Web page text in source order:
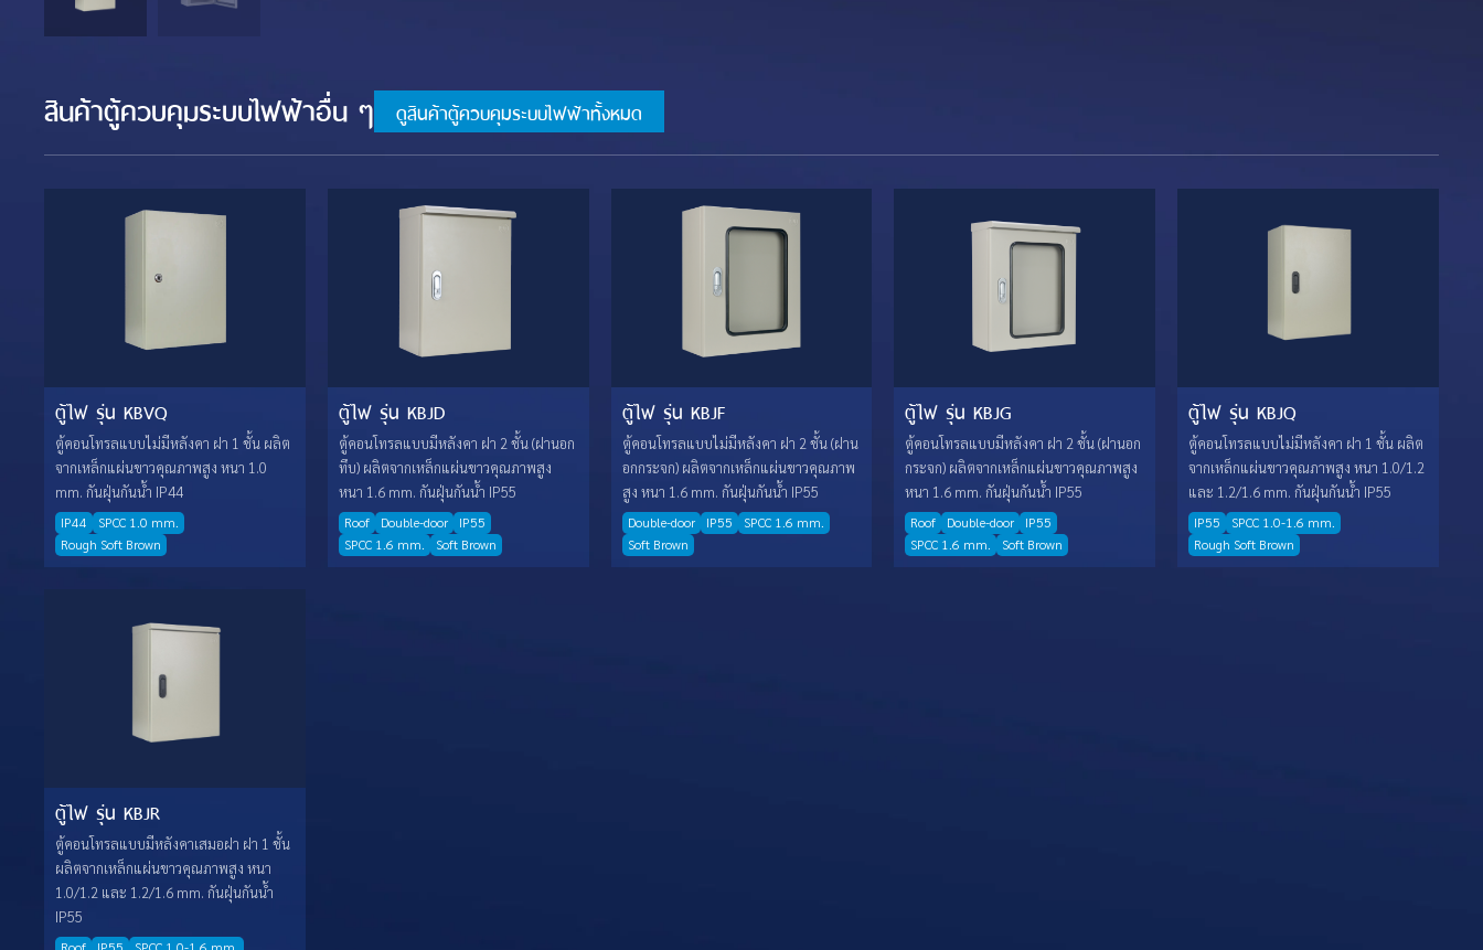
สินค้าตู้ควบคุมระบบไฟฟ้าอื่น ๆ ดูสินค้าตู้ควบคุมระบบไฟฟ้าทั้งหมด
ตู้ไฟ รุ่น KBVQ
ตู้คอนโทรลแบบไม่มีหลังคา ฝา 1 ชั้น ผลิต
จากเหล็กแผ่นขาวคุณภาพสูง หนา 1.0
mm. กันฝุ่นกันน้ำ IP44
IP44
SPCC 1.0 mm.
Rough Soft Brown
ตู้ไฟ รุ่น KBJD
ตู้คอนโทรลแบบมีหลังคา ฝา 2 ชั้น (ฝานอก
ทึบ) ผลิตจากเหล็กแผ่นขาวคุณภาพสูง
หนา 1.6 mm. กันฝุ่นกันน้ำ IP55
Roof Double-door
IP55
SPCC 1.6 mm.
Soft Brown
ตู้ไฟ รุ่น KBJF
ตู้คอนโทรลแบบไม่มีหลังคา ฝา 2 ชั้น (ฝาน
อกกระจก) ผลิตจากเหล็กแผ่นขาวคุณภาพ
สูง หนา 1.6 mm. กันฝุ่นกันน้ำ IP55
Double-door IP55
SPCC 1.6 mm.
Soft Brown
ตู้ไฟ รุ่น KBJG
ตู้คอนโทรลแบบมีหลังคา ฝา 2 ชั้น (ฝานอก
กระจก) ผลิตจากเหล็กแผ่นขาวคุณภาพสูง
หนา 1.6 mm. กันฝุ่นกันน้ำ IP55
Roof Double-door
IP55
SPCC 1.6 mm.
Soft Brown
ตู้ไฟ รุ่น KBJQ
ตู้คอนโทรลแบบไม่มีหลังคา ฝา 1 ชั้น ผลิต
จากเหล็กแผ่นขาวคุณภาพสูง หนา 1.0/1.2
และ 1.2/1.6 mm. กันฝุ่นกันน้ำ IP55
IP55
SPCC 1.0-1.6 mm.
Rough Soft Brown
ตู้ไฟ รุ่น KBJR
ตู้คอนโทรลแบบมีหลังคาเสมอฝา ฝา 1 ชั้น
ผลิตจากเหล็กแผ่นขาวคุณภาพสูง หนา
1.0/1.2 และ 1.2/1.6 mm. กันฝุ่นกันน้ำ
IP55